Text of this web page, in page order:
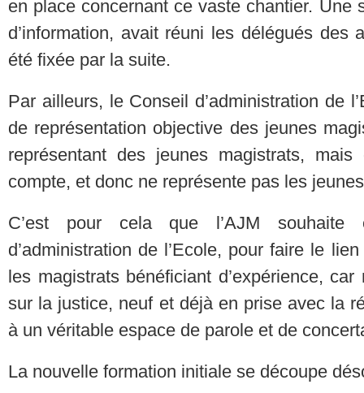
en place concernant ce vaste chantier. Une
d’information, avait réuni les délégués des
été fixée par la suite.
Par ailleurs, le Conseil d’administration de
de représentation objective des jeunes
représentant des jeunes magistrats,
compte, et donc ne représente pas les
C’est pour cela que l’AJM souhaite
d’administration de l’Ecole, pour faire le
les magistrats bénéficiant d’expérience,
sur la justice, neuf et déjà en prise avec la
à un véritable espace de parole et de
La nouvelle formation initiale se découpe